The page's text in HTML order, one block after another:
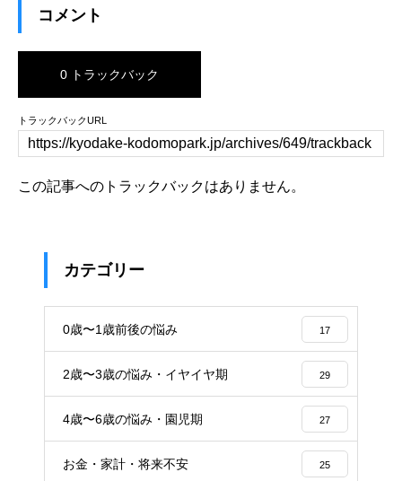
コメント
0 トラックバック
トラックバックURL
この記事へのトラックバックはありません。
カテゴリー
0歳〜1歳前後の悩み 17
2歳〜3歳の悩み・イヤイヤ期 29
4歳〜6歳の悩み・園児期 27
お金・家計・将来不安 25